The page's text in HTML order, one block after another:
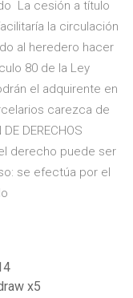
La cesión a título
la circulación
al heredero hacer
80 de la Ley
el adquirente en
carezca de
DERECHOS
derecho puede ser
se efectúa por el
x5